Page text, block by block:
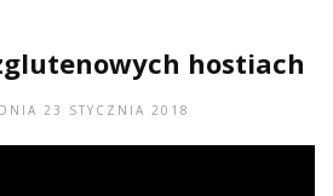
hostiach
23 STYCZNIA 2018